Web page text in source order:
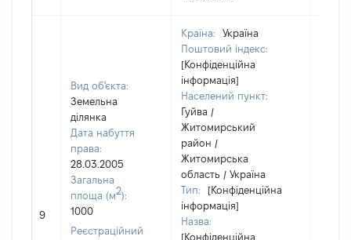
9
Вид об'єкта:
Земельна
ділянка
Дата набуття
права:
28.03.2005
Загальна
площа (м2):
1000
Реєстраційний
Країна:
Україна
Поштовий індекс:
[Конфіденційна
інформація]
Населений пункт:
Гуйва /
Житомирський
район /
Житомирська
область / Україна
Тип:
[Конфіденційна
інформація]
Назва:
[Конфіденційна